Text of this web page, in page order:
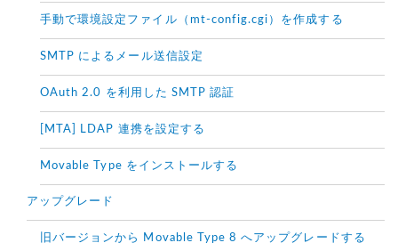
手動で環境設定ファイル（mt-config.cgi）を作成する
SMTP によるメール送信設定
OAuth 2.0 を利用した SMTP 認証
[MTA] LDAP 連携を設定する
Movable Type をインストールする
アップグレード
旧バージョンから Movable Type 8 へアップグレードする